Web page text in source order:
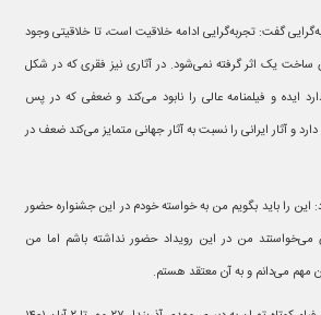
گفت: تجربه‌گرایی ادامه خلاقیت است، تا خلاقیتی وجود
ساخت یک اثر گرفته نمی‌شود. در آثاری نیز فقری که در شکل
ایده و فیلمنامه عالی را نابود می‌کند و ضعفی که در پس
و آثار ایرانی را نسبت به آثار جهانی متمایز می‌کند ضعف در
این را باید بگویم من به خواسته خودم در این جشنواره حضور
می‌خواستند من در این رویداد حضور نداشته باشم اما من
مهم می‌دانم و به آن معتقد هستم.